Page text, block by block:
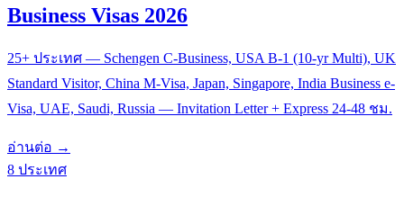
Business Visas 2026
25+ ประเทศ — Schengen C-Business, USA B-1 (10-yr Multi), UK
Standard Visitor, China M-Visa, Japan, Singapore, India Business e-
Visa, UAE, Saudi, Russia — Invitation Letter + Express 24-48 ชม.
อ่านต่อ →
8 ประเทศ